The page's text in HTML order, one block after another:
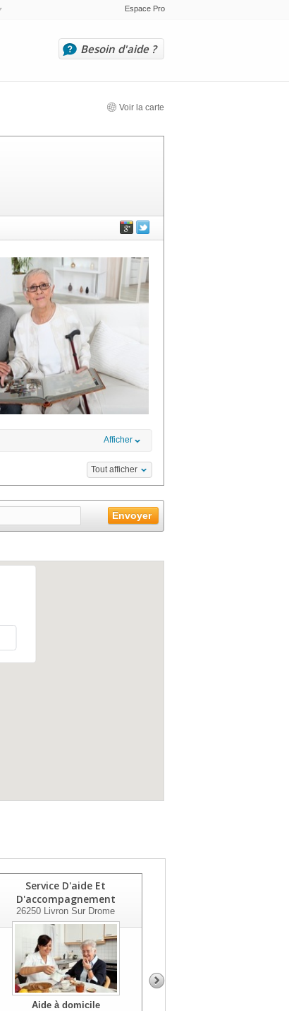
Espace Pro
Besoin d'aide ?
Voir la carte
Afficher
Tout afficher
Service D'aide Et
D'accompagnement
26250 Livron Sur Drome
Aide à domicile